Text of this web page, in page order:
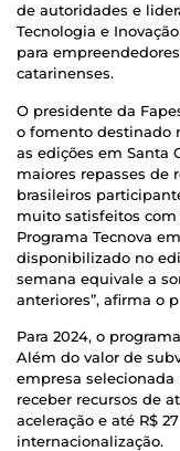
de autoridades e
Tecnologia e
para
catarinenses.
O presidente da
o fomento destinado
as edições em Santa
maiores repasses de
brasileiros
muito satisfeitos com
Programa Tecnova
disponibilizado no
semana equivale a
anteriores”, afirma o
Para 2024, o
Além do valor de
empresa selecionada
receber recursos de
aceleração e até R$
internacionalização.